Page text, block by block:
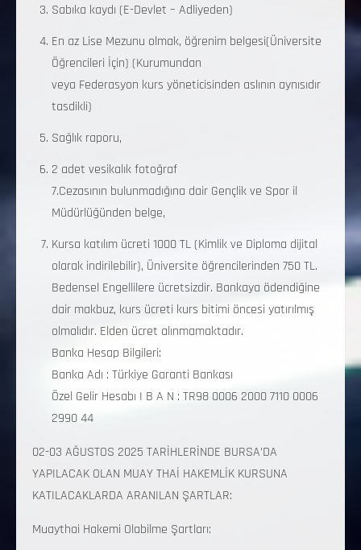
Sabıka kaydı (E-Devlet – Adliyeden)
En az Lise Mezunu olmak, öğrenim belgesi(Üniversite
Öğrencileri İçin) (Kurumundan
veya Federasyon kurs yöneticisinden aslının aynısıdır
tasdikli)
Sağlık raporu,
2 adet vesikalık fotoğraf
7.Cezasının bulunmadığına dair Gençlik ve Spor il
Müdürlüğünden belge,
Kursa katılım ücreti 1000 TL (Kimlik ve Diploma dijital
olarak indirilebilir), Üniversite öğrencilerinden 750 TL.
Bedensel Engellilere ücretsizdir. Bankaya ödendiğine
dair makbuz, kurs ücreti kurs bitimi öncesi yatırılmış
olmalıdır. Elden ücret alınmamaktadır.
Banka Hesap Bilgileri:
Banka Adı : Türkiye Garanti Bankası
Özel Gelir Hesabı I B A N : TR98 0006 2000 7110 0006
2990 44
02-03 AĞUSTOS 2025 TARİHLERİNDE BURSA’DA
YAPILACAK OLAN MUAY THAİ HAKEMLİK KURSUNA
KATILACAKLARDA ARANILAN ŞARTLAR:
Muaythai Hakemi Olabilme Şartları: